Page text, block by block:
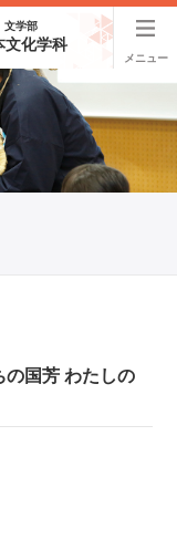
文学部
文化学科
メニュー
の国芳 わたしの